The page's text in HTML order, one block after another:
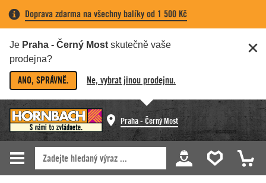
Doprava zdarma na všechny balíky od 1 500 Kč
Je Praha - Černý Most skutečně vaše
prodejna?
ANO, SPRÁVNĚ. Ne, vybrat jinou prodejnu.
Praha - Černý Most